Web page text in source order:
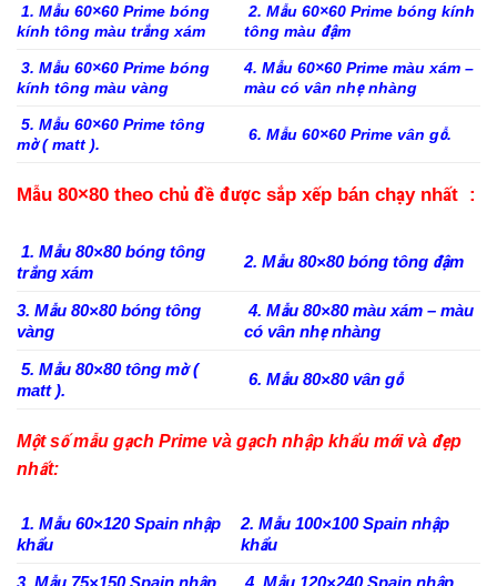
1. Mẫu 60×60 Prime bóng
kính tông màu trắng xám
2. Mẫu 60×60 Prime bóng kính
tông màu đậm
3. Mẫu 60×60 Prime bóng
kính tông màu vàng
4. Mẫu 60×60 Prime màu xám –
màu có vân nhẹ nhàng
5. Mẫu 60×60 Prime tông
mờ ( matt ).
6. Mẫu 60×60 Prime vân gỗ.
Mẫu 80×80 theo chủ đề được sắp xếp bán chạy nhất :
1. Mẫu 80×80 bóng tông
trắng xám
2. Mẫu 80×80 bóng tông đậm
3. Mẫu 80×80 bóng tông
vàng
4. Mẫu 80×80 màu xám – màu
có vân nhẹ nhàng
5. Mẫu 80×80 tông mờ (
matt ).
6. Mẫu 80×80 vân gỗ
Một số mẫu gạch Prime và gạch nhập khẩu mới và đẹp
nhất:
1. Mẫu 60×120 Spain nhập
khẩu
2. Mẫu 100×100 Spain nhập
khẩu